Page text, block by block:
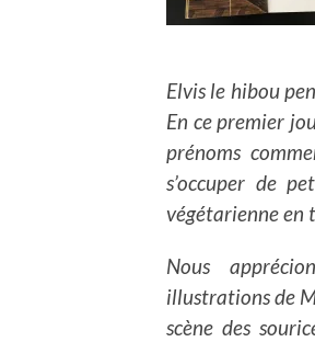
Elvis le hibou
En ce premier
prénoms
s’occuper de
végétarienne en
Nous
illustrations de
scène des